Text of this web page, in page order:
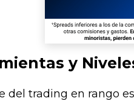
y
del trading en rango